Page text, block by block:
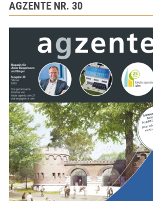
AGZENTE NR. 30